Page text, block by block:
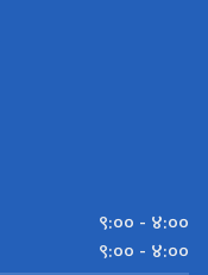
९:०० - ४:००
९:०० - ४:००